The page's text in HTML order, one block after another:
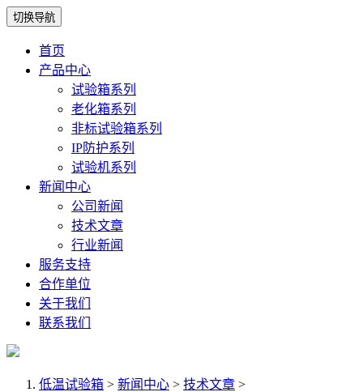
切换导航
首页
产品中心
试验箱系列
老化箱系列
非标试验箱系列
IP防护系列
试验机系列
新闻中心
公司新闻
技术文章
行业新闻
服务支持
合作单位
关于我们
联系我们
低温试验箱 > 新闻中心 > 技术文章 >